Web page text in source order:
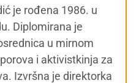
je rođena 1986. u
Diplomirana je
u mirnom
i aktivistkinja za
Izvršna je direktorka